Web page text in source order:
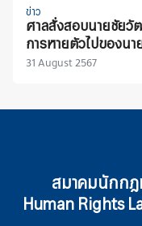
ข่าว
ศาลสั่งสอบนายชัยวั
การหายตัวไปของนา
31 August 2567
สมาคมนักก
Human Rights